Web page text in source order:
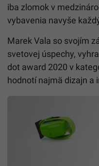
iba zlomok v
vybavenia navyše
Marek Vala so svojím
svetovej úspechy,
dot award 2020 v
hodnotí najmä dizajn a